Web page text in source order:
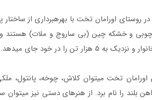
روستای اورامان تخت با بهره­برداری از
و خشکه‌ چین (بی ساروج و ملات) هستند و
تخت می­توان کلاش، چوخه، پانتول،
بلند را نام برد. از هنرهای دستی نیز